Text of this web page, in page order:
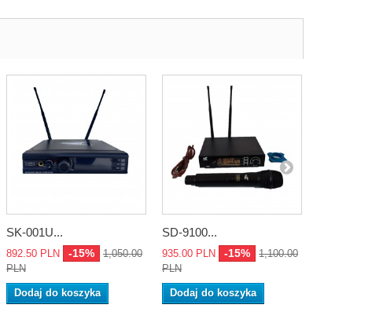
SK-001U...
892.50 PLN -15%
1,050.00
PLN
Dodaj do koszyka
SD-9100...
935.00 PLN -15%
1,100.00
PLN
Dodaj do koszyka